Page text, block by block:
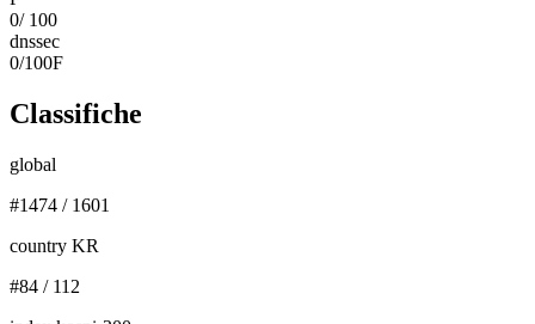
0/ 100
dnssec
0/100F
Classifiche
global
#1474 / 1601
country KR
#84 / 112